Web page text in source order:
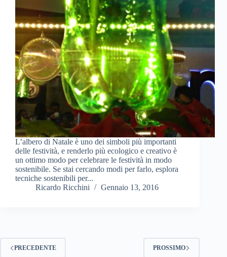
L’albero di Natale è uno dei simboli più importanti
delle festività, e renderlo più ecologico e creativo è
un ottimo modo per celebrare le festività in modo
sostenibile. Se stai cercando modi per farlo, esplora
tecniche sostenibili per...
Ricardo Ricchini
Gennaio 13, 2016
PRECEDENTE PROSSIMO